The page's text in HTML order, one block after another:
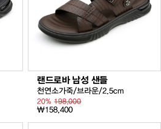
랜드로바 남성 샌들
천연소가죽/브라운/2.5cm
20%198,000
₩158,400